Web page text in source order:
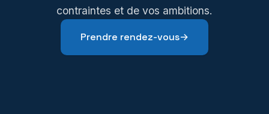
contraintes et de vos ambitions.
Prendre rendez-vous→